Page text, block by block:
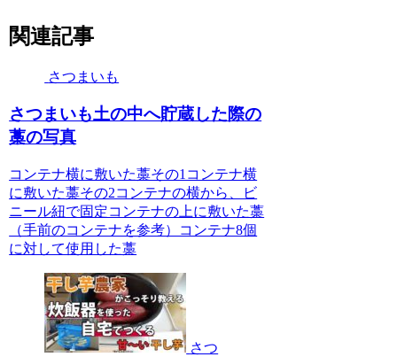
関連記事
さつまいも
さつまいも土の中へ貯蔵した際の
藁の写真
コンテナ横に敷いた藁その1コンテナ横
に敷いた藁その2コンテナの横から、ビ
ニール紐で固定コンテナの上に敷いた藁
（手前のコンテナを参考）コンテナ8個
に対して使用した藁
さつ